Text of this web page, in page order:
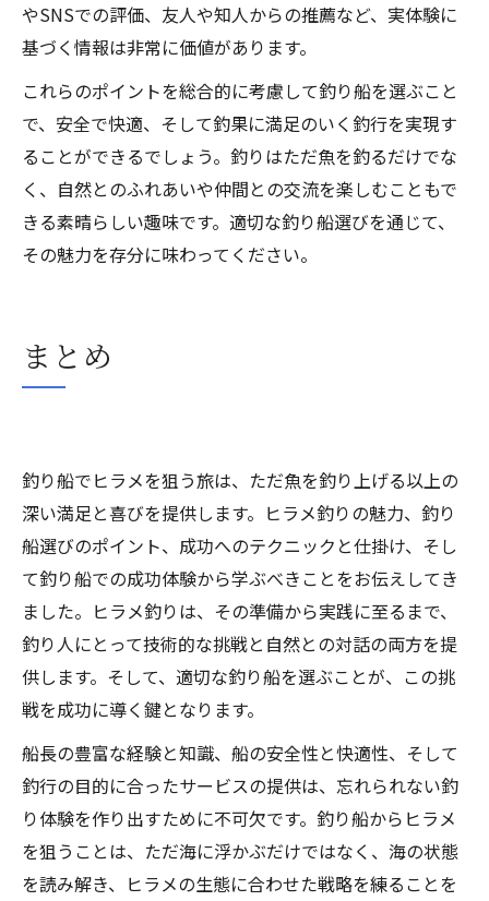
やSNSでの評価、友人や知人からの推薦など、実体験に
基づく情報は非常に価値があります。
これらのポイントを総合的に考慮して釣り船を選ぶこと
で、安全で快適、そして釣果に満足のいく釣行を実現す
ることができるでしょう。釣りはただ魚を釣るだけでな
く、自然とのふれあいや仲間との交流を楽しむこともで
きる素晴らしい趣味です。適切な釣り船選びを通じて、
その魅力を存分に味わってください。
まとめ
釣り船でヒラメを狙う旅は、ただ魚を釣り上げる以上の
深い満足と喜びを提供します。ヒラメ釣りの魅力、釣り
船選びのポイント、成功へのテクニックと仕掛け、そし
て釣り船での成功体験から学ぶべきことをお伝えしてき
ました。ヒラメ釣りは、その準備から実践に至るまで、
釣り人にとって技術的な挑戦と自然との対話の両方を提
供します。そして、適切な釣り船を選ぶことが、この挑
戦を成功に導く鍵となります。
船長の豊富な経験と知識、船の安全性と快適性、そして
釣行の目的に合ったサービスの提供は、忘れられない釣
り体験を作り出すために不可欠です。釣り船からヒラメ
を狙うことは、ただ海に浮かぶだけではなく、海の状態
を読み解き、ヒラメの生態に合わせた戦略を練ることを